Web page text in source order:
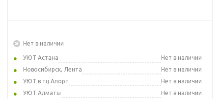
Нет в наличии
УЮТ Астана
Нет в наличии
Новосибирск, Лента
Нет в наличии
УЮТ в тц Апорт
Нет в наличии
УЮТ Алматы
Нет в наличии